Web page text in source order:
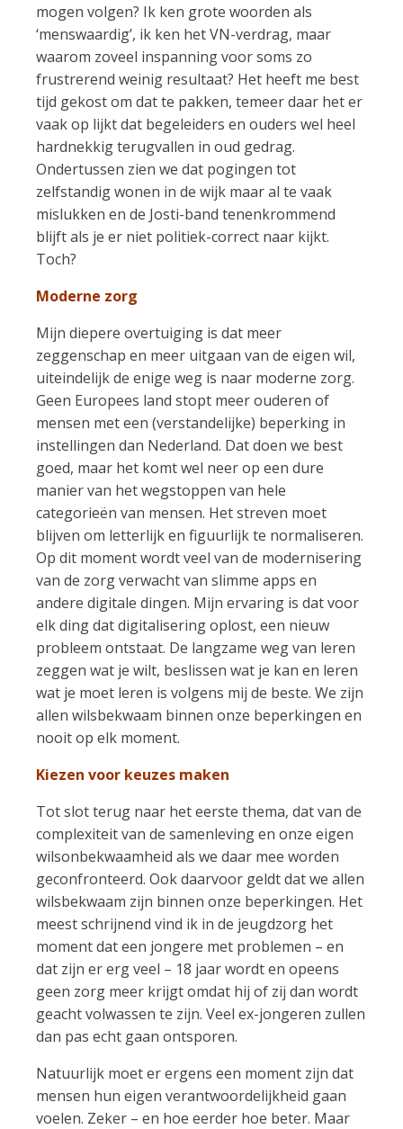
mogen volgen? Ik ken grote woorden als
‘menswaardig’, ik ken het VN-verdrag, maar
waarom zoveel inspanning voor soms zo
frustrerend weinig resultaat? Het heeft me best
tijd gekost om dat te pakken, temeer daar het er
vaak op lijkt dat begeleiders en ouders wel heel
hardnekkig terugvallen in oud gedrag.
Ondertussen zien we dat pogingen tot
zelfstandig wonen in de wijk maar al te vaak
mislukken en de Josti-band tenenkrommend
blijft als je er niet politiek-correct naar kijkt.
Toch?
Moderne zorg
Mijn diepere overtuiging is dat meer
zeggenschap en meer uitgaan van de eigen wil,
uiteindelijk de enige weg is naar moderne zorg.
Geen Europees land stopt meer ouderen of
mensen met een (verstandelijke) beperking in
instellingen dan Nederland. Dat doen we best
goed, maar het komt wel neer op een dure
manier van het wegstoppen van hele
categorieën van mensen. Het streven moet
blijven om letterlijk en figuurlijk te normaliseren.
Op dit moment wordt veel van de modernisering
van de zorg verwacht van slimme apps en
andere digitale dingen. Mijn ervaring is dat voor
elk ding dat digitalisering oplost, een nieuw
probleem ontstaat. De langzame weg van leren
zeggen wat je wilt, beslissen wat je kan en leren
wat je moet leren is volgens mij de beste. We zijn
allen wilsbekwaam binnen onze beperkingen en
nooit op elk moment.
Kiezen voor keuzes maken
Tot slot terug naar het eerste thema, dat van de
complexiteit van de samenleving en onze eigen
wilsonbekwaamheid als we daar mee worden
geconfronteerd. Ook daarvoor geldt dat we allen
wilsbekwaam zijn binnen onze beperkingen. Het
meest schrijnend vind ik in de jeugdzorg het
moment dat een jongere met problemen – en
dat zijn er erg veel – 18 jaar wordt en opeens
geen zorg meer krijgt omdat hij of zij dan wordt
geacht volwassen te zijn. Veel ex-jongeren zullen
dan pas echt gaan ontsporen.
Natuurlijk moet er ergens een moment zijn dat
mensen hun eigen verantwoordelijkheid gaan
voelen. Zeker – en hoe eerder hoe beter. Maar